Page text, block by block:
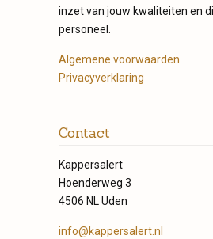
inzet van jouw kwaliteiten en
personeel.
Algemene voorwaarden
Privacyverklaring
Contact
Kappersalert
Hoenderweg 3
4506 NL Uden
info@kappersalert.nl